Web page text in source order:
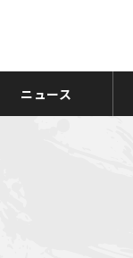
ニュース